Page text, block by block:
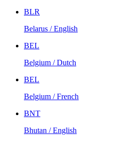
BLR
Belarus / English
BEL
Belgium / Dutch
BEL
Belgium / French
BNT
Bhutan / English